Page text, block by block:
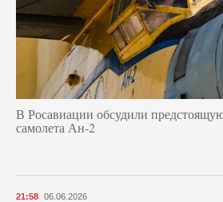
В Росавиации обсудили
самолета Ан-2
21:58 06.06.2026